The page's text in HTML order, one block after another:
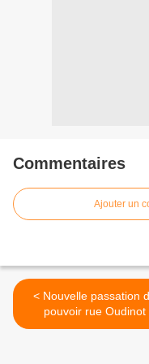
Commentaires
Ajouter un
< Nouvelle passation de
pouvoir rue Oudinot